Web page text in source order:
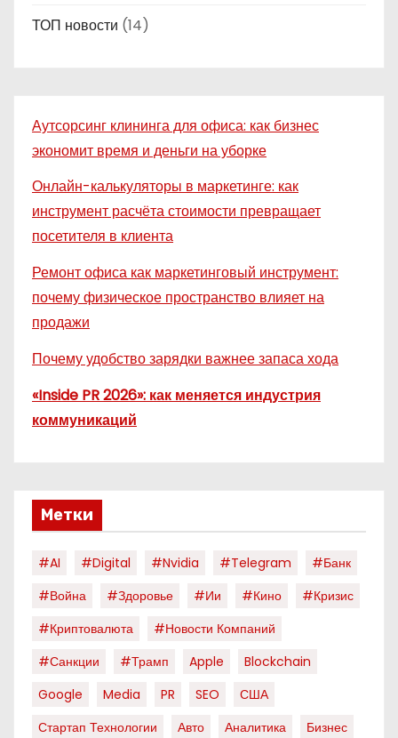
ТОП новости (14)
Аутсорсинг клининга для офиса: как бизнес
экономит время и деньги на уборке
Онлайн-калькуляторы в маркетинге: как
инструмент расчёта стоимости превращает
посетителя в клиента
Ремонт офиса как маркетинговый инструмент:
почему физическое пространство влияет на
продажи
Почему удобство зарядки важнее запаса хода
«Inside PR 2026»: как меняется индустрия
коммуникаций
Метки
#AI #digital #nvidia #telegram
#банк
#война
#здоровье #ии #кино
#кризис
#криптовалюта
#новости Компаний
#санкции
#трамп Apple
Blockchain
Google
Media PR SEO
США
Стартап Технологии
Авто Аналитика
Бизнес